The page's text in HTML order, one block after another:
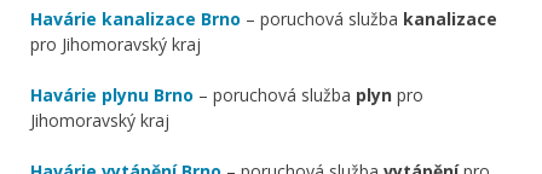
Havárie kanalizace Brno – poruchová služba kanalizace
pro Jihomoravský kraj
Havárie plynu Brno – poruchová služba plyn pro
Jihomoravský kraj